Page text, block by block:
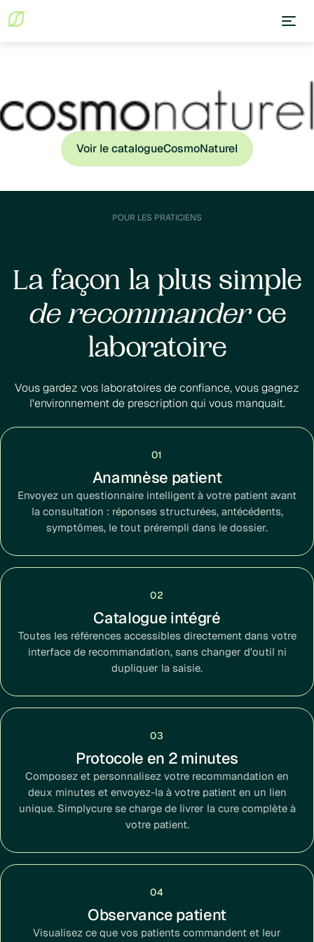
Voir le catalogueCosmoNaturel
POUR LES PRATICIENS
La façon la plus simple
de recommanderce
laboratoire
Vous gardez vos laboratoires de confiance, vous gagnez
l'environnement de prescription qui vous manquait.
01
Anamnèse patient
Envoyez un questionnaire intelligent à votre patient avant
la consultation : réponses structurées, antécédents,
symptômes, le tout prérempli dans le dossier.
02
Catalogue intégré
Toutes les références accessibles directement dans votre
interface de recommandation, sans changer d'outil ni
dupliquer la saisie.
03
Protocole en 2 minutes
Composez et personnalisez votre recommandation en
deux minutes et envoyez-la à votre patient en un lien
unique. Simplycure se charge de livrer la cure complète à
votre patient.
04
Observance patient
Visualisez ce que vos patients commandent et leur